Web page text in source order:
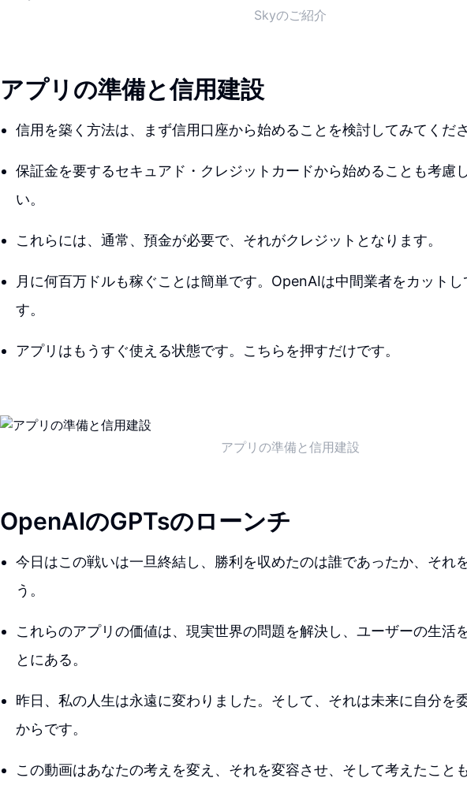
Skyのご紹介
アプリの準備と信用建設
信用を築く方法は、まず信用口座から始めることを検討してみてくださ
保証金を要するセキュアド・クレジットカードから始めることも考慮
い。
これらには、通常、預金が必要で、それがクレジットとなります。
月に何百万ドルも稼ぐことは簡単です。OpenAIは中間業者をカット
す。
アプリはもうすぐ使える状態です。こちらを押すだけです。
アプリの準備と信用建設
OpenAIのGPTsのローンチ
今日はこの戦いは一旦終結し、勝利を収めたのは誰であったか、それ
う。
これらのアプリの価値は、現実世界の問題を解決し、ユーザーの生活
とにある。
昨日、私の人生は永遠に変わりました。そして、それは未来に自分を
からです。
この動画はあなたの考えを変え、それを変容させ、そして考えたこと